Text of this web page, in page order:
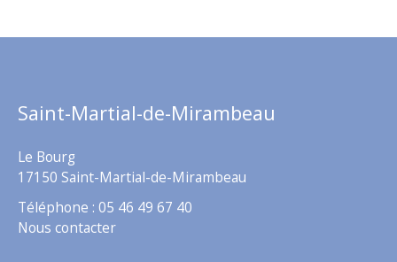
Saint-Martial-de-Mirambeau
Le Bourg
17150 Saint-Martial-de-Mirambeau
Téléphone : 05 46 49 67 40
Nous contacter